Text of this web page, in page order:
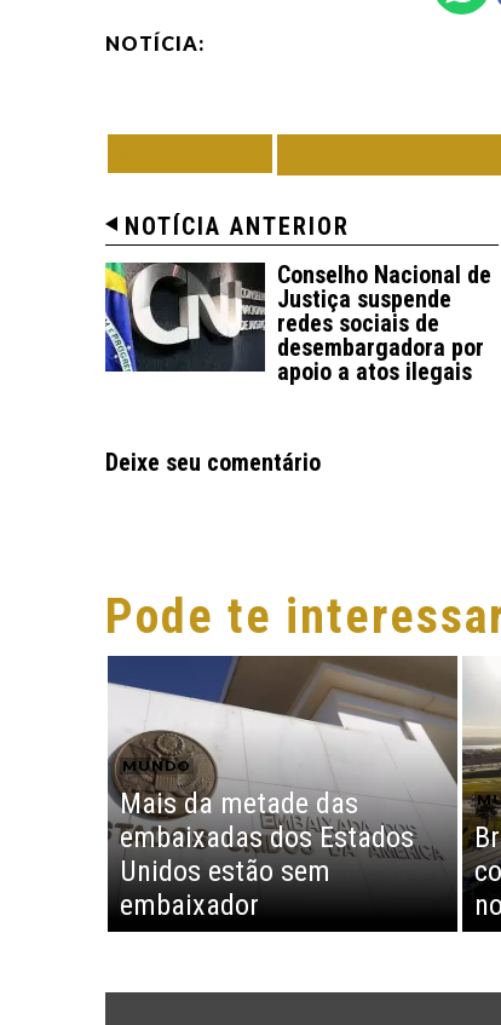
NOTÍCIA:
NOTÍCIA ANTERIOR
Conselho Nacional de
Justiça suspende
redes sociais de
desembargadora por
apoio a atos ilegais
Deixe seu comentário
Pode te
MUNDO
Mais da metade das
embaixadas dos Estados
Unidos estão sem
embaixador